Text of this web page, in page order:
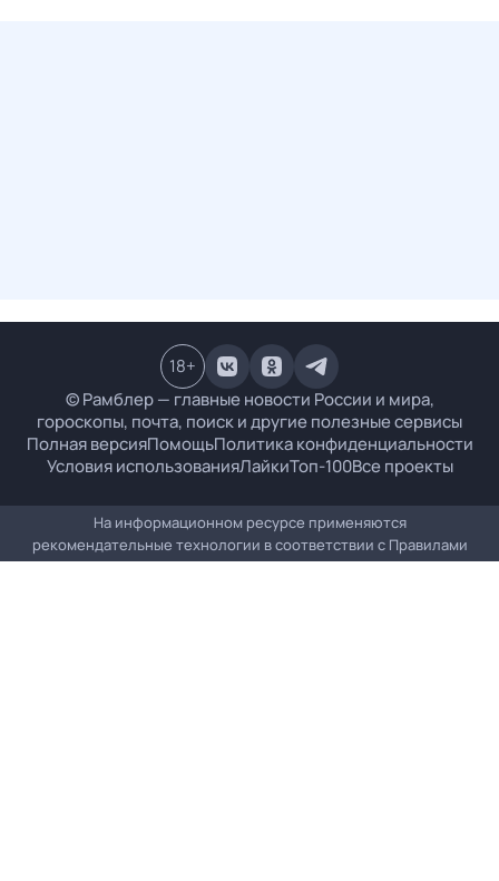
© Рамблер — главные новости России и мира,
гороскопы, почта, поиск и другие полезные сервисы
Полная версияПомощьПолитика конфиденциальности
Условия использованияЛайкиТоп-100Все проекты
18+
На информационном ресурсе применяются
рекомендательные технологии в соответствии с Правилами